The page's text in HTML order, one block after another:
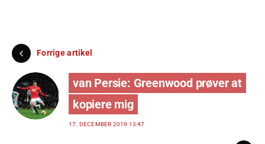
Forrige artikel
van Persie: Greenwood prøver at
kopiere mig
17. DECEMBER 2019 13:47